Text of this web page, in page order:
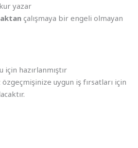
yazar
çalışmaya bir engeli olmayan
için hazırlanmıştır
özgeçmişinize uygun iş fırsatları için